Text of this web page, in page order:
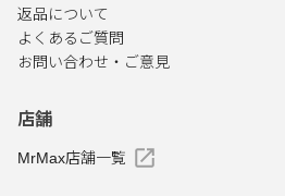
返品について
よくあるご質問
お問い合わせ・ご意見
店舗
MrMax店舗一覧